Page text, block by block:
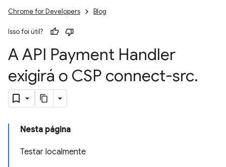
Chrome for Developers Blog
Isso foi útil?
A API Payment Handler
exigirá o CSP connect-src.
Nesta página
Testar localmente